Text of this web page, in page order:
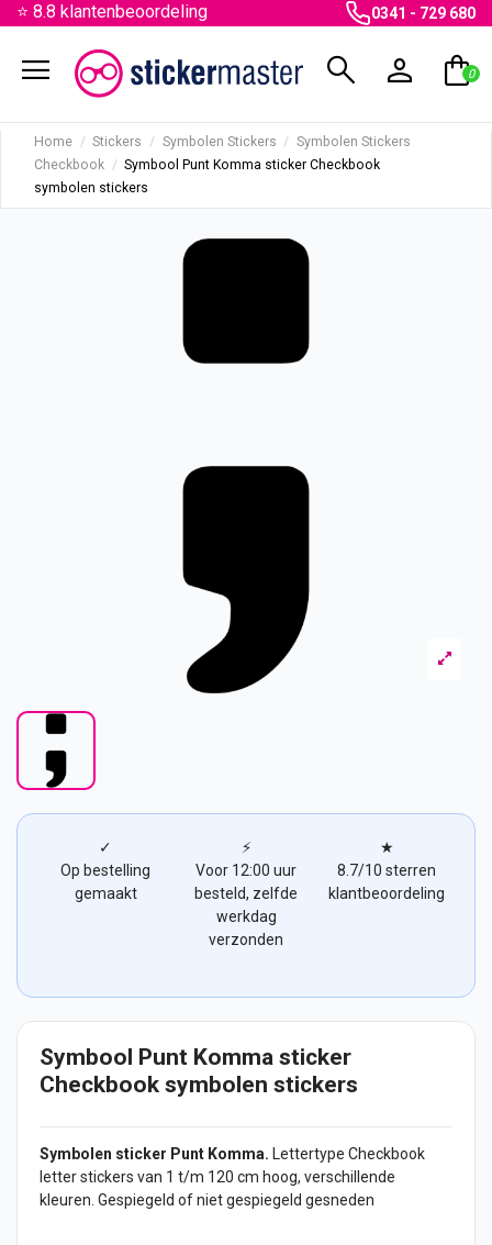
⭐ 8.8 klantenbeoordeling 0341 - 729 680
menu search person shopping_bag
0
Home Stickers Symbolen Stickers
Symbolen Stickers
Checkbook
Symbool Punt Komma sticker Checkbook
symbolen stickers
✓
Op bestelling
gemaakt
⚡
Voor 12:00 uur
besteld, zelfde
werkdag
verzonden
★
8.7/10 sterren
klantbeoordeling
Symbool Punt Komma sticker
Checkbook symbolen stickers
Symbolen sticker Punt Komma. Lettertype Checkbook
letterstickers van 1 t/m 120 cm hoog, verschillende
kleuren. Gespiegeld of niet gespiegeld gesneden